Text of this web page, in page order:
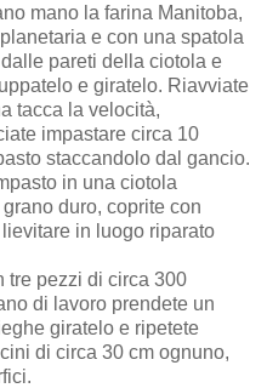
mano la farina Manitoba,
e con una spatola
pareti della ciotola e
e giratelo. Riavviate
tacca la velocità,
impastare circa 10
staccandolo dal gancio.
in una ciotola
duro, coprite con
in luogo riparato
tre pezzi di circa 300
di lavoro prendete un
giratelo e ripetete
di circa 30 cm ognuno,